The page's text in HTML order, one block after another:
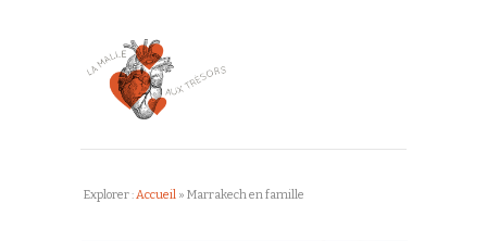
Explorer :Accueil » Marrakech en famille